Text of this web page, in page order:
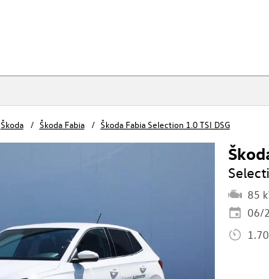
Škoda Škoda Fabia Škoda Fabia Selection 1.0 TSI DSG
85
06/